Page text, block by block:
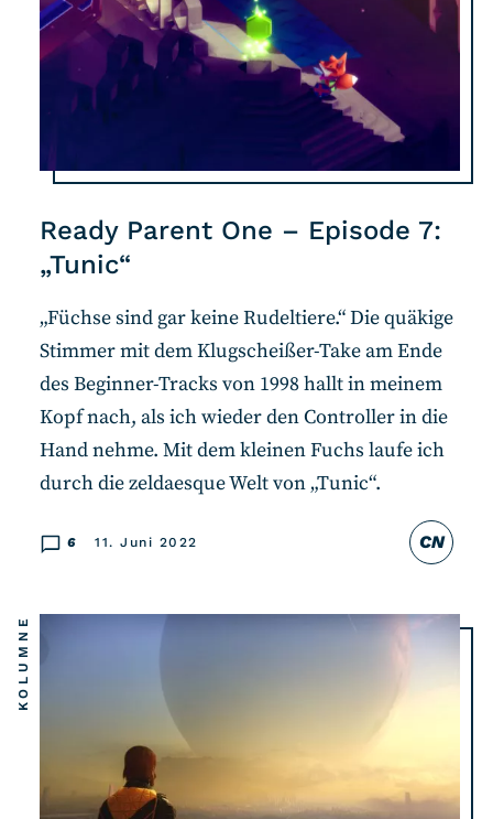
Ready Parent One – Episode 7:
„Tunic“
CN
6 11. Juni 2022
„Füchse sind gar keine Rudeltiere.“ Die quäkige
Stimmer mit dem Klugscheißer-Take am Ende
des Beginner-Tracks von 1998 hallt in meinem
Kopf nach, als ich wieder den Controller in die
Hand nehme. Mit dem kleinen Fuchs laufe ich
durch die zeldaesque Welt von „Tunic“.
KOLUMNE